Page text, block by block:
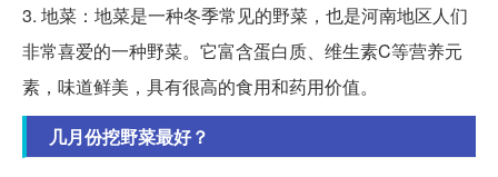
3. 地菜：地菜是一种冬季常见的野菜，也是河南地区人们
非常喜爱的一种野菜。它富含蛋白质、维生素C等营养元
素，味道鲜美，具有很高的食用和药用价值。
几月份挖野菜最好？